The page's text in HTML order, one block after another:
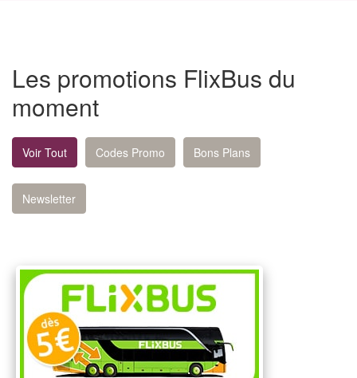
Les promotions FlixBus du
moment
Voir Tout Codes Promo Bons Plans
Newsletter